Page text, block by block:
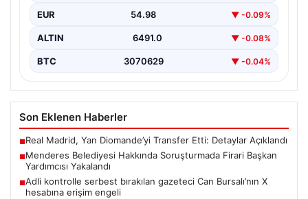
olarak aranan Belediye Başkan Yardımcısı…
EUR 54.98 ▼ -0.09%
ALTIN 6491.0 ▼ -0.08%
BTC 3070629 ▼ -0.04%
Son Eklenen Haberler
■Real Madrid, Yan Diomande’yi Transfer Etti: Detaylar Açıklandı
■Menderes Belediyesi Hakkında Soruşturmada Firari Başkan
Yardımcısı Yakalandı
■Adli kontrolle serbest bırakılan gazeteci Can Bursalı’nın X
hesabına erişim engeli